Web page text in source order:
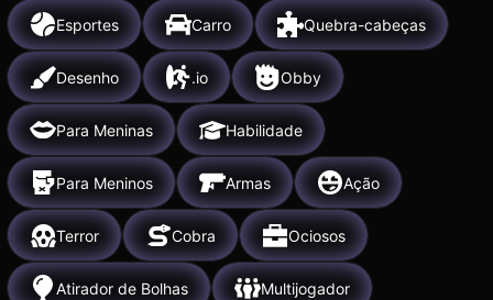
Esportes Carro Quebra-cabeças
Desenho .io Obby
Para Meninas Habilidade
Para Meninos Armas Ação
Terror Cobra Ociosos
Atirador de Bolhas Multijogador